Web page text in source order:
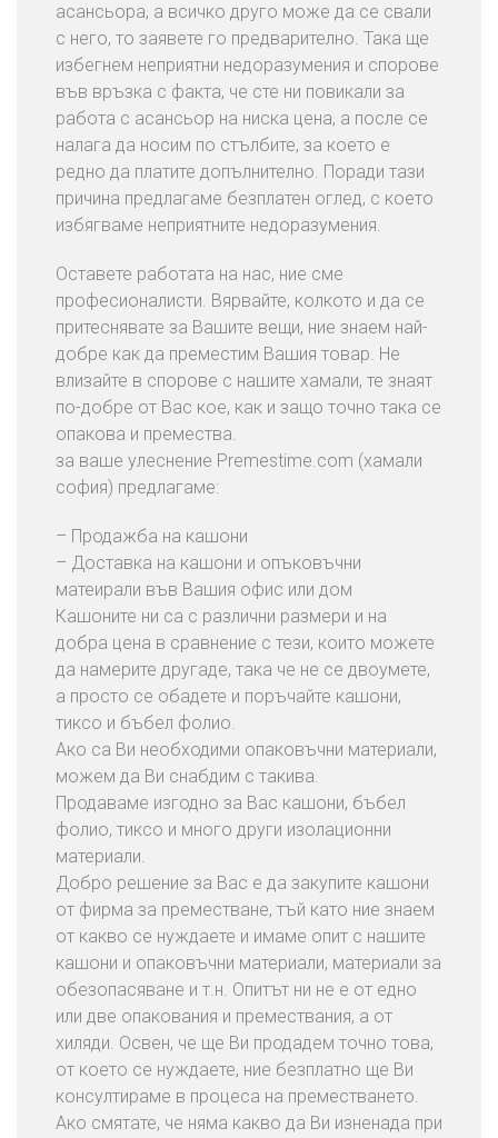
асансьора, а всичко друго може да се свали
с него, то заявете го предварително. Така ще
избегнем неприятни недоразумения и спорове
във връзка с факта, че сте ни повикали за
работа с асансьор на ниска цена, а после се
налага да носим по стълбите, за което е
редно да платите допълнително. Поради тази
причина предлагаме безплатен оглед, с което
избягваме неприятните недоразумения.
Оставете работата на нас, ние сме
професионалисти. Вярвайте, колкото и да се
притеснявате за Вашите вещи, ние знаем най-
добре как да преместим Вашия товар. Не
влизайте в спорове с нашите хамали, те знаят
по-добре от Вас кое, как и защо точно така се
опакова и премества.
за ваше улеснение Premestime.com (хамали
софия) предлагаме:
– Продажба на кашони
– Доставка на кашони и опъковъчни
матеирали във Вашия офис или дом
Кашоните ни са с различни размери и на
добра цена в сравнение с тези, които можете
да намерите другаде, така че не се двоумете,
а просто се обадете и поръчайте кашони,
тиксо и бъбел фолио.
Ако са Ви необходими опаковъчни материали,
можем да Ви снабдим с такива.
Продаваме изгодно за Вас кашони, бъбел
фолио, тиксо и много други изолационни
материали.
Добро решение за Вас е да закупите кашони
от фирма за преместване, тъй като ние знаем
от какво се нуждаете и имаме опит с нашите
кашони и опаковъчни материали, материали за
обезопасяване и т.н. Опитът ни не е от едно
или две опакования и премествания, а от
хиляди. Освен, че ще Ви продадем точно това,
от което се нуждаете, ние безплатно ще Ви
консултираме в процеса на преместването.
Ако смятате, че няма какво да Ви изненада при